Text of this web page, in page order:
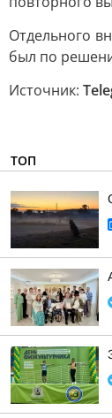
Отдельного
был по
Источник:
ТОП